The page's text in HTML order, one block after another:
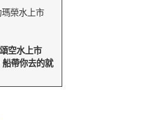
榮水上市
空水上市
帶你去的就